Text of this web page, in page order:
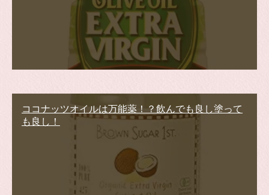
ココナッツオイルは万能薬！？飲んでも良し塗って
も良し！